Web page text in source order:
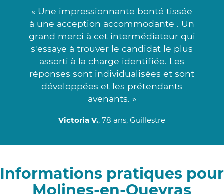
« Une impressionnante bonté tissée
à une acception accommodante . Un
grand merci à cet intermédiateur qui
s'essaye à trouver le candidat le plus
assorti à la charge identifiée. Les
réponses sont individualisées et sont
développées et les prétendants
avenants. »
Victoria V., 78 ans, Guillestre
Informations pratiques pour
Molines-en-Queyras